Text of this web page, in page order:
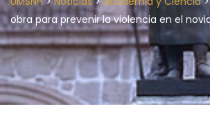
obra para prevenir la violencia en el